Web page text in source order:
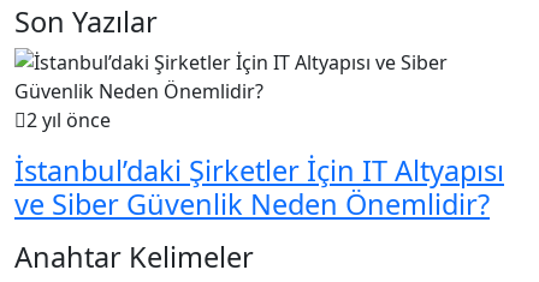
Son Yazılar
2 yıl önce
İstanbul’daki Şirketler İçin IT Altyapısı
ve Siber Güvenlik Neden Önemlidir?
Anahtar Kelimeler